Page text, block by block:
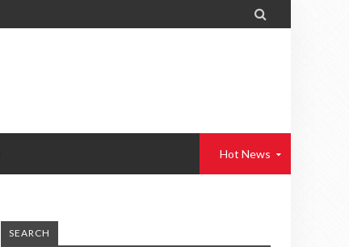

Hot News
SEARCH